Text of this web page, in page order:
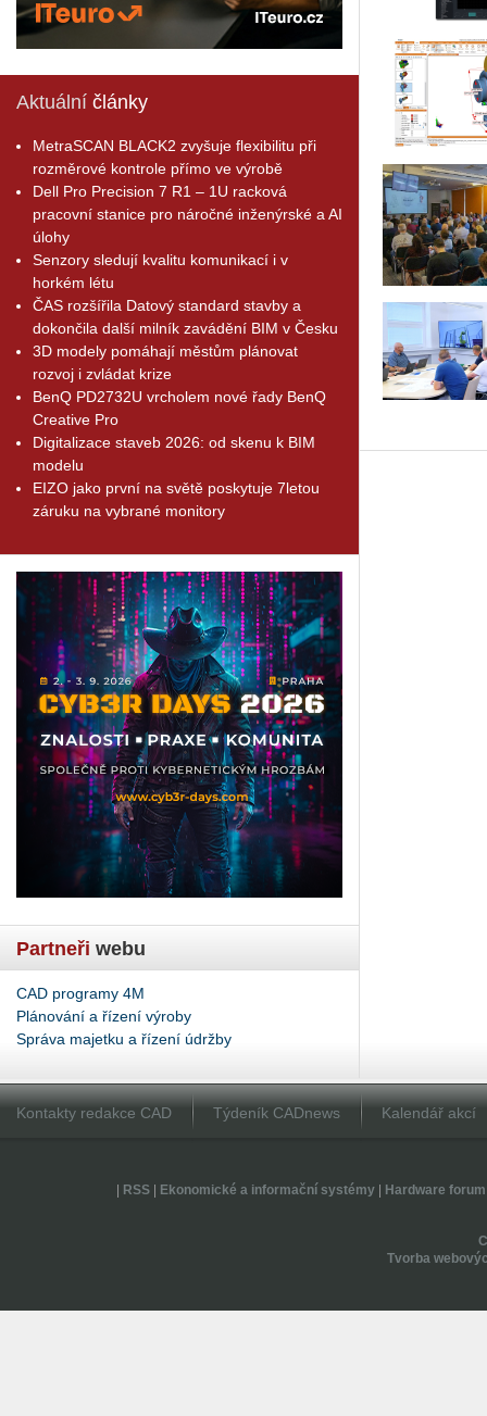
Aktuální články
MetraSCAN BLACK2 zvyšuje flexibilitu při
rozměrové kontrole přímo ve výrobě
Dell Pro Precision 7 R1 – 1U racková
pracovní stanice pro náročné inženýrské a AI
úlohy
Senzory sledují kvalitu komunikací i v
horkém létu
ČAS rozšířila Datový standard stavby a
dokončila další milník zavádění BIM v Česku
3D modely pomáhají městům plánovat
rozvoj i zvládat krize
BenQ PD2732U vrcholem nové řady BenQ
Creative Pro
Digitalizace staveb 2026: od skenu k BIM
modelu
EIZO jako první na světě poskytuje 7letou
záruku na vybrané monitory
Partneři webu
CAD programy 4M
Plánování a řízení výroby
Správa majetku a řízení údržby
Kontakty redakce CAD Týdeník CADnews Kalendář akcí
RSS| Ekonomické a informační systémy| Hardware forum
Tvorba